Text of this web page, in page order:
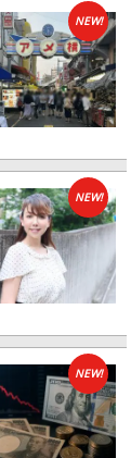
NEW!
NEW!
NEW!